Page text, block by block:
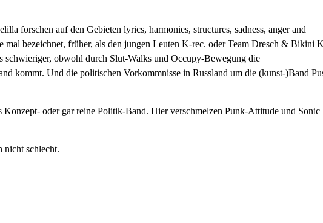
forschen auf den Gebieten lyrics, harmonies, structures, sadness, anger and
bezeichnet, früher, als den jungen Leuten K-rec. oder Team Dresch & Bikini
schwieriger, obwohl durch Slut-Walks und Occupy-Bewegung die
kommt. Und die politischen Vorkommnisse in Russland um die (kunst-)Band
Konzept- oder gar reine Politik-Band. Hier verschmelzen Punk-Attitude und Sonic
nicht schlecht.